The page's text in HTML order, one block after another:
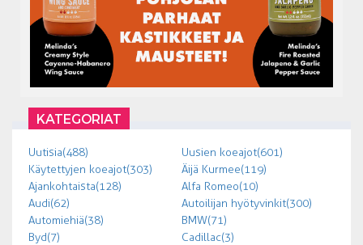
KATEGORIAT
Uutisia (488)
Uusien koeajot (601)
Käytettyjen koeajot (303)
Äijä Kurmee (119)
Ajankohtaista (128)
Alfa Romeo (10)
Audi (62)
Autoilijan hyötyvinkit (300)
Automiehiä (38)
BMW (71)
Byd (7)
Cadillac (3)